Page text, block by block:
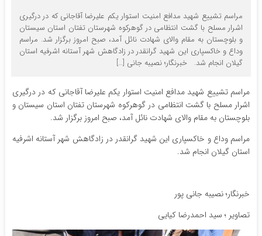
مراسم تشییع شهید مدافع امنیت استوار یکم علیرضا آقاجانی که در درگیری
اشرار مسلح با گشت انتظامی در گوهرکوه شهرستان تفتان استان سیستان
و بلوچستان به مقام والای شهادت نائل آمد، صبح امروز برگزار شد. مراسم
وداع و خاکسپاری این شهید گرانقدر در زادگاهش شهر آستانه اشرفیه استان
گیلان انجام شد. خبرنگار؛ نصیبه جانی […]
مراسم تشییع شهید مدافع امنیت استوار یکم علیرضا آقاجانی که در درگیری
اشرار مسلح با گشت انتظامی در گوهرکوه شهرستان تفتان استان سیستان و
بلوچستان به مقام والای شهادت نائل آمد، صبح امروز برگزار شد.
مراسم وداع و خاکسپاری این شهید گرانقدر در زادگاهش شهر آستانه اشرفیه
استان گیلان انجام شد.
خبرنگار؛ نصیبه جانی پور
تصاویر ؛ سید احمدرضا کیایی